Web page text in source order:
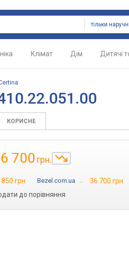
Клімат Дім Дитячі
КОРИСНЕ
700 грн.
грн. Bezel.com.ua →
36 700 грн.
до порівняння